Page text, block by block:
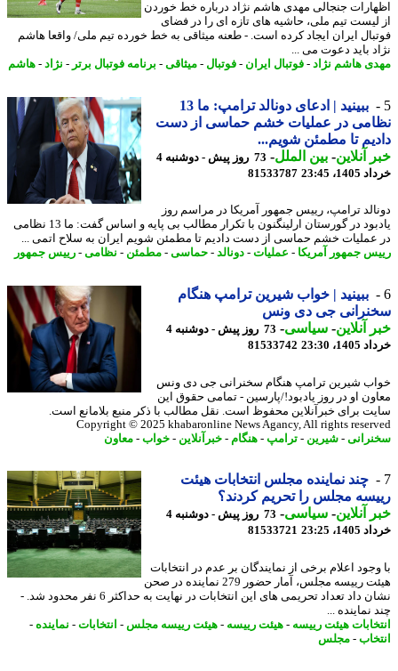
جنجالی مهدی هاشم نژاد درباره خط خوردن
تیم ملی، حاشیه های تازه ای را در فضای
ایران ایجاد کرده است. - طعنه میثاقی به خط خورده تیم ملی/ واقعا هاشم
باید دعوت می ...
هاشم نژاد -فوتبال ایران - فوتبال-میثاقی-برنامه فوتبال برتر - نژاد -هاشم
ببینید | ادعای دونالد ترامپ: ما 13
در عملیات خشم حماسی از دست
تا مطمئن شویم...
آنلاین-بین الملل-
73 روز پیش - دوشنبه 4
23:45
81533787
ترامپ، رییس جمهور آمریکا در مراسم روز
یادبود در گورستان ارلینگنون با تکرار مطالب بی پایه و اساس گفت: ما 13 نظامی
خشم حماسی از دست دادیم تا مطمئن شویم ایران به سلاح اتمی ...
جمهور آمریکا- عملیات-دونالد-حماسی-مطمئن-نظامی-رییس جمهور
ببینید | خواب شیرین ترامپ هنگام
جی دی ونس
آنلاین-سیاسی-
73 روز پیش - دوشنبه 4
23:30
81533742
شیرین ترامپ هنگام سخنرانی جی دی ونس
او در روز یادبود!/پارسین - تمامی حقوق این
برای خبرآنلاین محفوظ است. نقل مطالب با ذکر منبع بلامانع است.
Copyright © 2025 khabaronline News Agancy, All rights
- شیرین- ترامپ -هنگام-خبرآنلاین-خواب- معاون
چند نماینده مجلس انتخابات هیئت
مجلس را تحریم کردند؟
آنلاین-سیاسی-
73 روز پیش - دوشنبه 4
23:25
81533721
اعلام برخی از نمایندگان بر عدم در انتخابات
هیئت رییسه مجلس، آمار حضور 279 نماینده در صحن
نشان داد تعداد تحریمی های این انتخابات در نهایت به حداکثر 6 نفر محدود شد. -
نماینده ...
هیئت رییسه-هیئت رییسه-هیئت رییسه مجلس-انتخابات-نماینده-
-مجلس